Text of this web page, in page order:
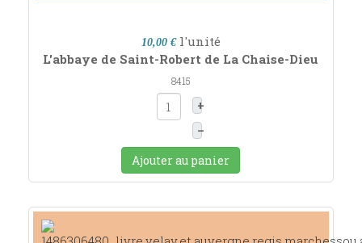
10,00 € l'unité
L'abbaye de Saint-Robert de La Chaise-Dieu
8415
+
–
Ajouter au panier